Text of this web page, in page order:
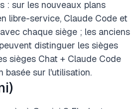
: sur les nouveaux plans
libre-service, Claude Code et
chaque siège ; les anciens
distinguer les sièges
sièges Chat + Claude Code
basée sur l'utilisation.